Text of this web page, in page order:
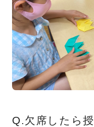
Q.欠席したら